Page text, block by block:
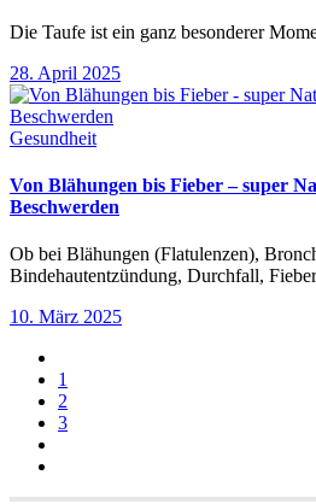
Die Taufe ist ein ganz besonderer
28. April 2025
Gesundheit
Von Blähungen bis Fieber – super
Beschwerden
Ob bei Blähungen (Flatulenzen),
Bindehautentzündung, Durchfall,
10. März 2025
1
2
3